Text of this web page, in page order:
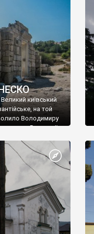
фондів об’єкту
Таврійського».
але експерти та
Великий київський
на той
Володимиру
Василю ІІ,
На честь